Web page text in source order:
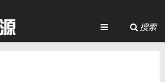
搜索